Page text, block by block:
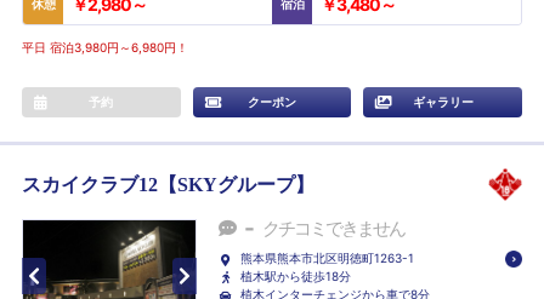
休憩 ￥2,980～ 宿泊 ￥3,480～
平日 宿泊3,980円～6,980円！
予約 クーポン ギャラリー
スカイクラブ12【SKYグループ】
- クチコミできません
熊本県熊本市北区明徳町1263-1
植木駅から徒歩18分
植木インターチェンジから車で8分